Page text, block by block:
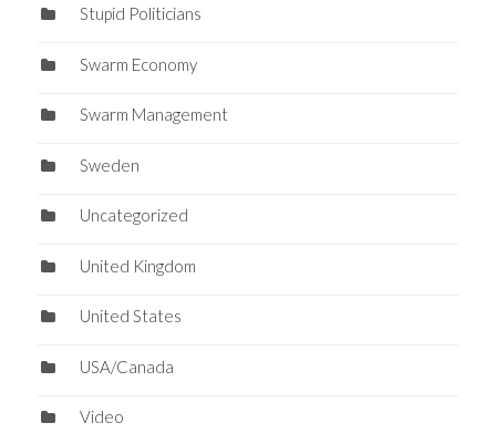
Stupid Politicians
Swarm Economy
Swarm Management
Sweden
Uncategorized
United Kingdom
United States
USA/Canada
Video